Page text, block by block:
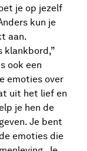
je op jezelf
kun je
aan.
klankbord,”
ook een
emoties over
uit het lief en
je hen de
Je bent
emoties die